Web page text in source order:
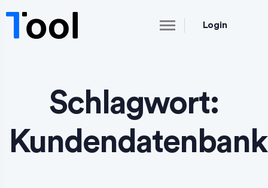
Login
Schlagwort:
Kundendatenbank